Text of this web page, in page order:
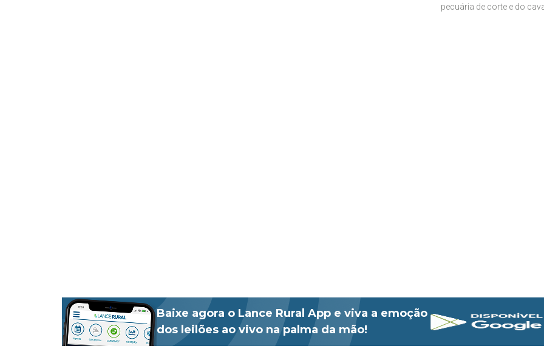
pecuária de corte e do
Baixe agora o Lance Rural App e viva a emoção
dos leilões ao vivo na palma da mão!